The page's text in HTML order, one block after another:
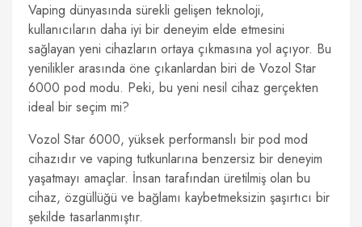
Vaping dünyasında sürekli gelişen teknoloji,
kullanıcıların daha iyi bir deneyim elde etmesini
sağlayan yeni cihazların ortaya çıkmasına yol açıyor. Bu
yenilikler arasında öne çıkanlardan biri de Vozol Star
6000 pod modu. Peki, bu yeni nesil cihaz gerçekten
ideal bir seçim mi?
Vozol Star 6000, yüksek performanslı bir pod mod
cihazıdır ve vaping tutkunlarına benzersiz bir deneyim
yaşatmayı amaçlar. İnsan tarafından üretilmiş olan bu
cihaz, özgüllüğü ve bağlamı kaybetmeksizin şaşırtıcı bir
şekilde tasarlanmıştır.